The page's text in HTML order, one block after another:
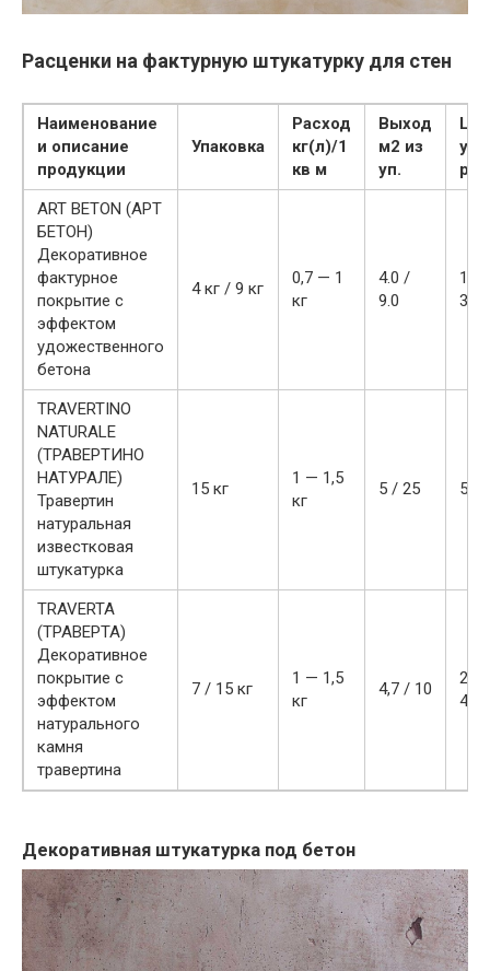
Расценки на фактурную штукатурку для стен
Наименование
и описание
продукции
Упаковка
Расход
кг(л)/1
кв м
Выход
м2 из
уп.
руб
ART BETON (АРТ
БЕТОН)
Декоративное
фактурное
покрытие с
эффектом
удожественного
бетона
4 кг / 9 кг
0,7 — 1
кг
4.0 /
9.0
1
TRAVERTINO
NATURALE
(ТРАВЕРТИНО
НАТУРАЛЕ)
Травертин
натуральная
известковая
штукатурка
15 кг
1 — 1,5
кг
5 / 25
TRAVERTA
(ТРАВЕРТА)
Декоративное
покрытие с
эффектом
натурального
камня
травертина
7 / 15 кг
1 — 1,5
кг
4,7 / 10
Декоративная штукатурка под бетон